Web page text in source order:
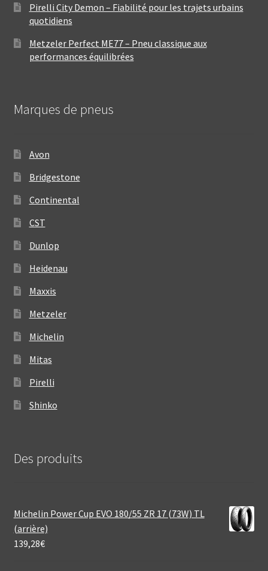
Pirelli City Demon – Fiabilité pour les trajets urbains
quotidiens
Metzeler Perfect ME77 – Pneu classique aux
performances équilibrées
Marques de pneus
Avon
Bridgestone
Continental
CST
Dunlop
Heidenau
Maxxis
Metzeler
Michelin
Mitas
Pirelli
Shinko
Des produits
Michelin Power Cup EVO 180/55 ZR 17 (73W) TL
(arrière)
139,28€